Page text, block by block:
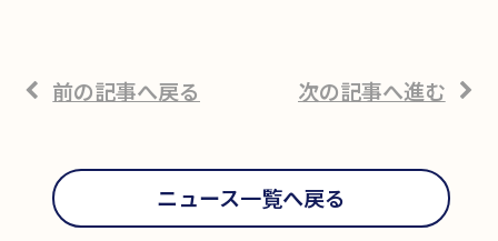
前の記事へ戻る 次の記事へ進む
ニュース一覧へ戻る